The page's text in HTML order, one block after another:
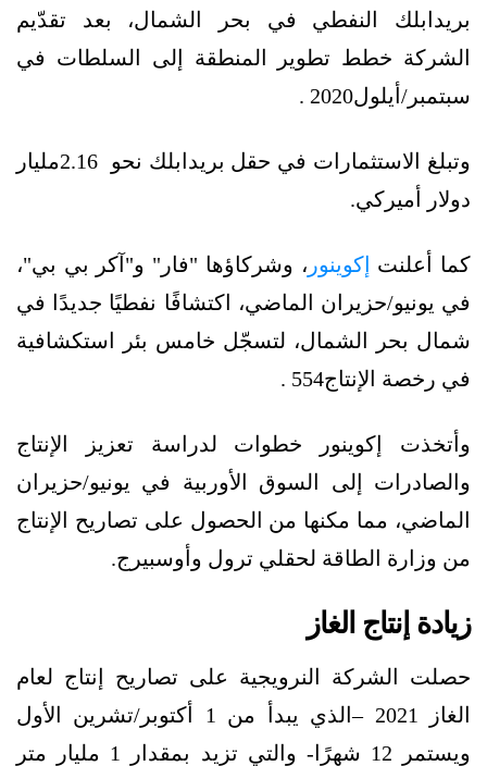
بريدابلك النفطي في بحر الشمال، بعد تقدّيم
الشركة خطط تطوير المنطقة إلى السلطات في
سبتمبر/أيلول2020 .
وتبلغ الاستثمارات في حقل بريدابلك نحو 2.16مليار
دولار أميركي.
كما أعلنت إكوينور ، وشركاؤها "فار" و"آكر بي بي"،
في يونيو/حزيران الماضي، اكتشافًا نفطيًا جديدًا في
شمال بحر الشمال، لتسجّل خامس بئر استكشافية
في رخصة الإنتاج554 .
وأتخذت إكوينور خطوات لدراسة تعزيز الإنتاج
والصادرات إلى السوق الأوربية في يونيو/حزيران
الماضي، مما مكنها من الحصول على تصاريح الإنتاج
من وزارة الطاقة لحقلي ترول وأوسبيرج.
زيادة إنتاج الغاز
حصلت الشركة النرويجية على تصاريح إنتاج لعام
الغاز 2021 –الذي يبدأ من 1 أكتوبر/تشرين الأول
ويستمر 12 شهرًا- والتي تزيد بمقدار 1 مليار متر